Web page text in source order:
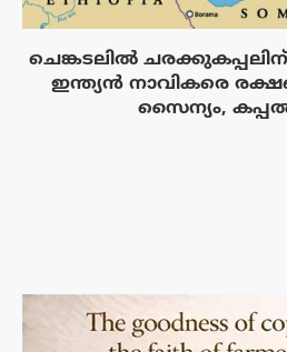
ചെങ്കടലിൽ
ഇന്ത്യൻ നാവികരെ
സൈന്യം,